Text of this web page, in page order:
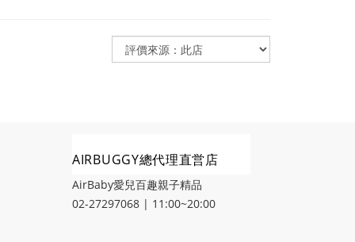
AIRBUGGY總代理直営店
AirBaby愛兒百趣親子精品
02-27297068 | 11:00~20:00